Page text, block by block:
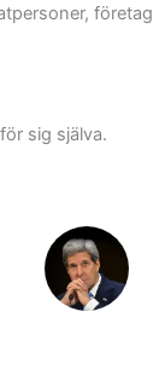
företag
sig själva.